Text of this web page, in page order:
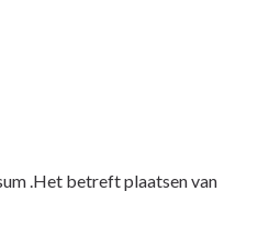
.Het betreft plaatsen van